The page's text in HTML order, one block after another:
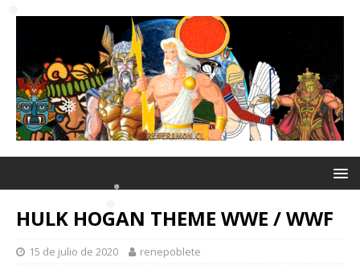
❅
❅
❅
❅❅
❅
HULK HOGAN THEME WWE / WWF
15 de julio de 2020 renepoblete